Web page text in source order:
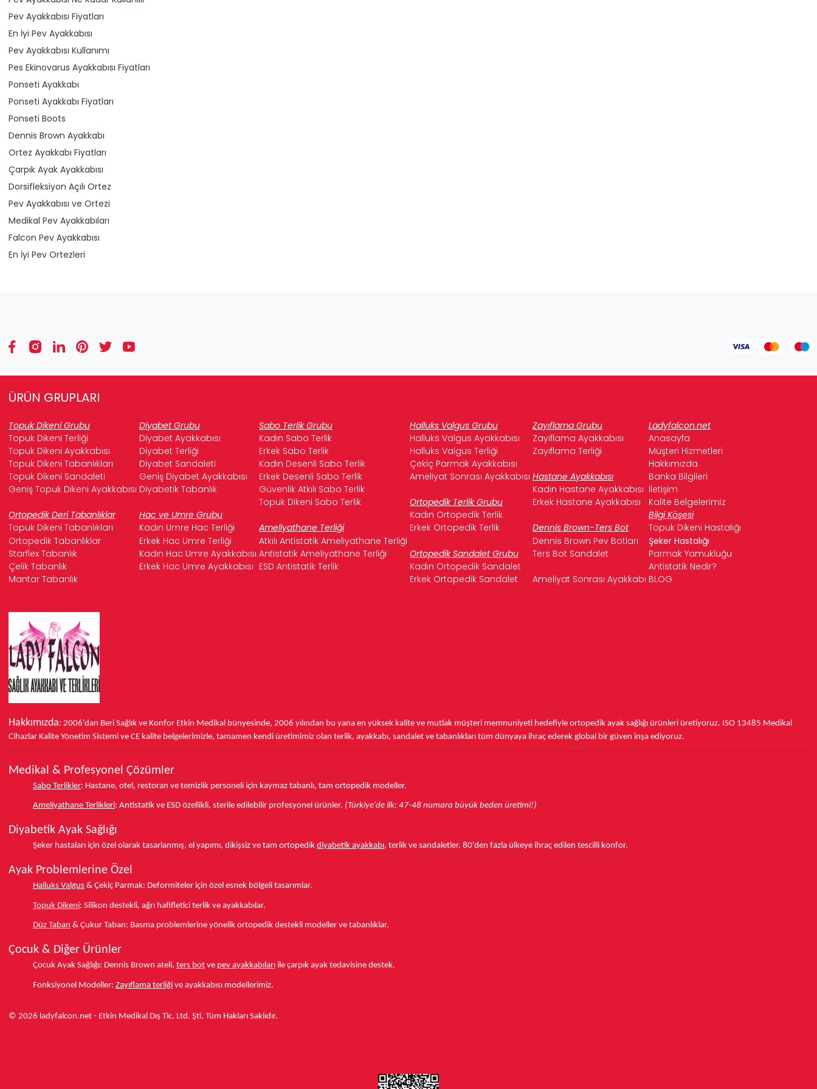
Pev Ayakkabısı Fiyatları
En İyi Pev Ayakkabısı
Pev Ayakkabısı Kullanımı
Pes Ekinovarus Ayakkabısı Fiyatları
Ponseti Ayakkabı
Ponseti Ayakkabı Fiyatları
Ponseti Boots
Dennis Brown Ayakkabı
Ortez Ayakkabı Fiyatları
Çarpık Ayak Ayakkabısı
Dorsifleksiyon Açılı Ortez
Pev Ayakkabısı ve Ortezi
Medikal Pev Ayakkabıları
Falcon Pev Ayakkabısı
En İyi Pev Ortezleri
ÜRÜN GRUPLARI
Topuk Dikeni Grubu Diyabet Grubu Sabo Terlik Grubu Halluks Valgus Grubu Zayıflama Grubu
Ladyfalcon.net
Topuk Dikeni Terliği
Diyabet Ayakkabısı Kadın Sabo Terlik Halluks Valgus Ayakkabısı Zayıflama Ayakkabısı
Anasayfa
Topuk Dikeni Ayakkabısı
Diyabet Terliği Erkek Sabo Terlik Halluks Valgus Terliği Zayıflama Terliği
Müşteri Hizmetleri
Topuk Dikeni Tabanlıkları
Diyabet Sandaleti Kadın Desenli Sabo Terlik Çekiç Parmak Ayakkabısı
Hakkımızda
Topuk Dikeni Sandaleti
Geniş Diyabet Ayakkabısı Erkek Desenli Sabo Terlik Ameliyat Sonrası Ayakkabısı Hastane Ayakkabısı
Banka Bilgileri
Geniş Topuk Dikeni Ayakkabısı Diyabetik Tabanlık Güvenlik Atkılı Sabo Terlik Kadın Hastane Ayakkabısı İletişim
Topuk Dikeni Sabo Terlik
Ortopedik Terlik Grubu Erkek Hastane Ayakkabısı
Kalite Belgelerimiz
Ortopedik Deri Tabanlıklar
Hac ve Umre Grubu Kadın Ortopedik Terlik
Bilgi Köşesi
Topuk Dikeni Tabanlıkları
Kadın Umre Hac Terliği Ameliyathane Terliği Erkek Ortopedik Terlik Dennis Brown-Ters Bot
Topuk Dikeni Hastalığı
Ortopedik Tabanlıklar
Erkek Hac Umre Terliği Atkılı Antistatik Ameliyathane Terliği Dennis Brown Pev Botları
Şeker Hastalığı
Starflex Tabanlık
Kadın Hac Umre Ayakkabısı Antistatik Ameliyathane Terliği Ortopedik Sandalet Grubu Ters Bot Sandalet
Parmak Yamukluğu
Çelik Tabanlık
Erkek Hac Umre Ayakkabısı ESD Antistatik Terlik Kadın Ortopedik Sandalet
Antistatik Nedir?
Mantar Tabanlık
Erkek Ortopedik Sandalet Ameliyat Sonrası Ayakkabı BLOG
Hakkımızda: 2006'dan Beri Sağlık ve Konfor Etkin Medikal bünyesinde, 2006 yılından bu yana en yüksek kalite ve mutlak müşteri memnuniyeti hedefiyle ortopedik ayak sağlığı ürünleri üretiyoruz. ISO 13485 Medikal
Cihazlar Kalite Yönetim Sistemi ve CE kalite belgelerimizle, tamamen kendi üretimimiz olan terlik, ayakkabı, sandalet ve tabanlıkları tüm dünyaya ihraç ederek global bir güven inşa ediyoruz.
Medikal & Profesyonel Çözümler
Sabo Terlikler: Hastane, otel, restoran ve temizlik personeli için kaymaz tabanlı, tam ortopedik modeller.
Ameliyathane Terlikleri: Antistatik ve ESD özellikli, sterile edilebilir profesyonel ürünler. (Türkiye'de ilk: 47-48 numara büyük beden üretimi!)
Diyabetik Ayak Sağlığı
Şeker hastaları için özel olarak tasarlanmış, el yapımı, dikişsiz ve tam ortopedik diyabetik ayakkabı, terlik ve sandaletler. 80'den fazla ülkeye ihraç edilen tescilli konfor.
Ayak Problemlerine Özel
Halluks Valgus & Çekiç Parmak: Deformiteler için özel esnek bölgeli tasarımlar.
Topuk Dikeni: Silikon destekli, ağrı hafifletici terlik ve ayakkabılar.
Düz Taban & Çukur Taban: Basma problemlerine yönelik ortopedik destekli modeller ve tabanlıklar.
Çocuk & Diğer Ürünler
Çocuk Ayak Sağlığı: Dennis Brown ateli, ters bot ve pev ayakkabıları ile çarpık ayak tedavisine destek.
Fonksiyonel Modeller: Zayıflama terliği ve ayakkabısı modellerimiz.
© 2026 ladyfalcon.net - Etkin Medikal Dış Tic. Ltd. Şti. Tüm Hakları Saklıdır.